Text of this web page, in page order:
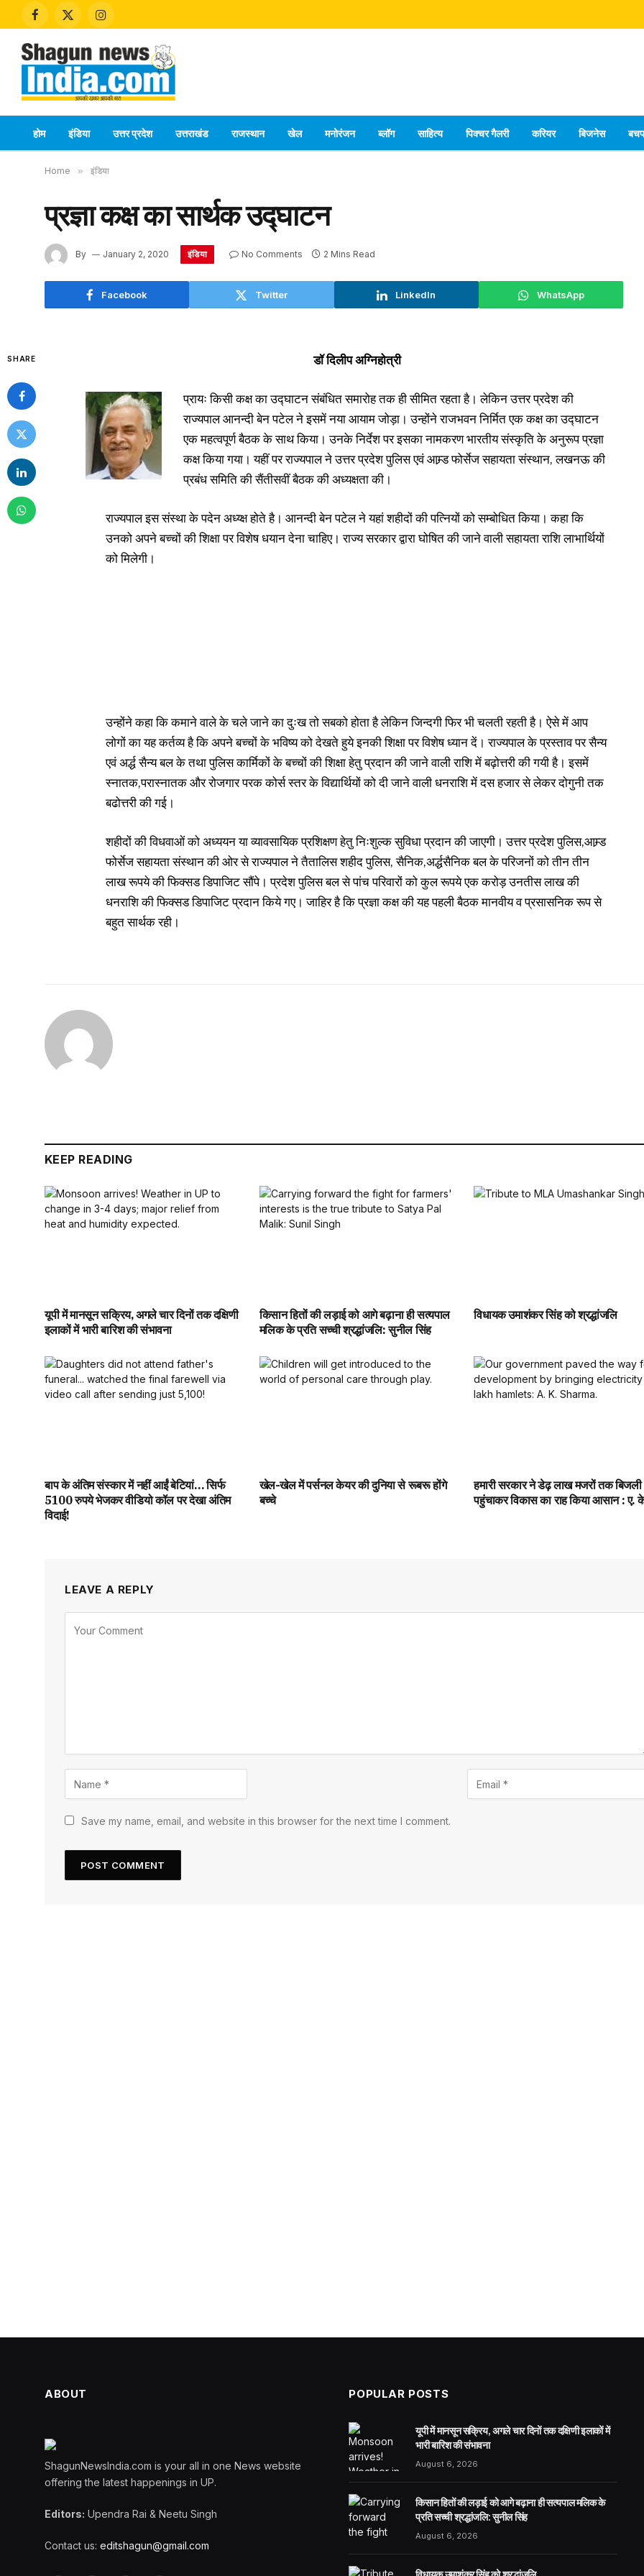
Facebook
X
Instagram
होम इंडिया उत्तर प्रदेश उत्तराखंड राजस्थान खेल मनोरंजन ब्लॉग साहित्य पिक्चर गैलरी करियर बिजनेस
Home » इंडिया
प्रज्ञा कक्ष का सार्थक उद्घाटन
By January 2, 2020 इंडिया No Comments 2 Mins Read
Facebook Twitter LinkedIn WhatsApp
SHARE डॉ दिलीप अग्निहोत्री
प्रायः किसी कक्ष का उद्घाटन संबंधित समारोह तक ही सीमित रहता है। लेकिन उत्तर प्रदेश की
राज्यपाल आनन्दी बेन पटेल ने इसमें नया आयाम जोड़ा। उन्होंने राजभवन निर्मित एक कक्ष का उद्घाटन
एक महत्वपूर्ण बैठक के साथ किया। उनके निर्देश पर इसका नामकरण भारतीय संस्कृति के अनुरूप प्रज्ञा
कक्ष किया गया। यहीं पर राज्यपाल ने उत्तर प्रदेश पुलिस एवं आम्र्ड फोर्सेज सहायता संस्थान, लखनऊ की
प्रबंध समिति की सैंतीसवीं बैठक की अध्यक्षता की।
राज्यपाल इस संस्था के पदेन अध्य्क्ष होते है। आनन्दी बेन पटेल ने यहां शहीदों की पत्नियों को सम्बोधित किया। कहा कि
उनको अपने बच्चों की शिक्षा पर विशेष धयान देना चाहिए। राज्य सरकार द्वारा घोषित की जाने वाली सहायता राशि लाभार्थियों
को मिलेगी।
उन्होंने कहा कि कमाने वाले के चले जाने का दुःख तो सबको होता है लेकिन जिन्दगी फिर भी चलती रहती है। ऐसे में आप
लोगों का यह कर्तव्य है कि अपने बच्चों के भविष्य को देखते हुये इनकी शिक्षा पर विशेष ध्यान दें। राज्यपाल के प्रस्ताव पर सैन्य
एवं अर्द्ध सैन्य बल के तथा पुलिस कार्मिकों के बच्चों की शिक्षा हेतु प्रदान की जाने वाली राशि में बढ़ोत्तरी की गयी है। इसमें
स्नातक,परास्नातक और रोजगार परक कोर्स स्तर के विद्यार्थियों को दी जाने वाली धनराशि में दस हजार से लेकर दोगुनी तक
बढोत्तरी की गई।
शहीदों की विधवाओं को अध्ययन या व्यावसायिक प्रशिक्षण हेतु निःशुल्क सुविधा प्रदान की जाएगी। उत्तर प्रदेश पुलिस,आम्र्ड
फोर्सेज सहायता संस्थान की ओर से राज्यपाल ने तैतालिस शहीद पुलिस, सैनिक,अर्द्धसैनिक बल के परिजनों को तीन तीन
लाख रूपये की फिक्सड डिपाजिट सौंपे। प्रदेश पुलिस बल से पांच परिवारों को कुल रूपये एक करोड़ उनतीस लाख की
धनराशि की फिक्सड डिपाजिट प्रदान किये गए। जाहिर है कि प्रज्ञा कक्ष की यह पहली बैठक मानवीय व प्रसासनिक रूप से
बहुत सार्थक रही।
KEEP READING
यूपी में मानसून सक्रिय, अगले चार दिनों तक दक्षिणी
इलाकों में भारी बारिश की संभावना
किसान हितों की लड़ाई को आगे बढ़ाना ही सत्यपाल
मलिक के प्रति सच्ची श्रद्धांजलि: सुनील सिंह
विधायक उमाशंकर सिंह को श्रद्धांजलि
बाप के अंतिम संस्कार में नहीं आईं बेटियां… सिर्फ
5100 रुपये भेजकर वीडियो कॉल पर देखा अंतिम
विदाई!
खेल-खेल में पर्सनल केयर की दुनिया से रूबरू होंगे
बच्चे
हमारी सरकार ने डेढ़ लाख मजरों तक बिजली
पहुंचाकर विकास का राह किया आसान : ए.
LEAVE A REPLY
Save my name, email, and website in this browser for the next time I comment.
ABOUT
ShagunNewsIndia.com is your all in one News website
offering the latest happenings in UP.
Editors: Upendra Rai & Neetu Singh
Contact us: editshagun@gmail.com
POPULAR POSTS
यूपी में मानसून सक्रिय, अगले चार दिनों तक दक्षिणी इलाकों में
भारी बारिश की संभावना
August 6, 2026
किसान हितों की लड़ाई को आगे बढ़ाना ही सत्यपाल मलिक के
प्रति सच्ची श्रद्धांजलि: सुनील सिंह
August 6, 2026